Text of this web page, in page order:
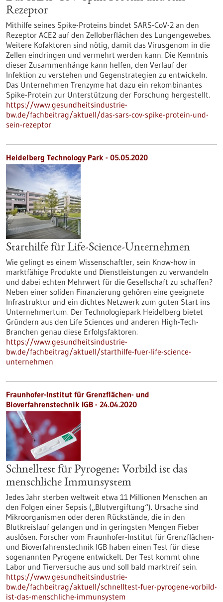
Rezeptor
Mithilfe seines Spike-Proteins bindet SARS-CoV-2 an den
Rezeptor ACE2 auf den Zelloberflächen des Lungengewebes.
Weitere Kofaktoren sind nötig, damit das Virusgenom in die
Zellen eindringen und vermehrt werden kann. Die Kenntnis
dieser Zusammenhänge kann helfen, den Verlauf der
Infektion zu verstehen und Gegenstrategien zu entwickeln.
Das Unternehmen Trenzyme hat dazu ein rekombinantes
Spike-Protein zur Unterstützung der Forschung hergestellt.
https://www.gesundheitsindustrie-
bw.de/fachbeitrag/aktuell/das-sars-cov-spike-protein-und-
sein-rezeptor
Heidelberg Technology Park - 05.05.2020
Starthilfe für Life-Science-Unternehmen
Wie gelingt es einem Wissenschaftler, sein Know-how in
marktfähige Produkte und Dienstleistungen zu verwandeln
und dabei echten Mehrwert für die Gesellschaft zu schaffen?
Neben einer soliden Finanzierung gehören eine geeignete
Infrastruktur und ein dichtes Netzwerk zum guten Start ins
Unternehmertum. Der Technologiepark Heidelberg bietet
Gründern aus den Life Sciences und anderen High-Tech-
Branchen genau diese Erfolgsfaktoren.
https://www.gesundheitsindustrie-
bw.de/fachbeitrag/aktuell/starthilfe-fuer-life-science-
unternehmen
Fraunhofer-Institut für Grenzflächen- und
Bioverfahrenstechnik IGB - 24.04.2020
Schnelltest für Pyrogene: Vorbild ist das
menschliche Immunsystem
Jedes Jahr sterben weltweit etwa 11 Millionen Menschen an
den Folgen einer Sepsis („Blutvergiftung“). Ursache sind
Mikroorganismen oder deren Rückstände, die in den
Blutkreislauf gelangen und in geringsten Mengen Fieber
auslösen. Forscher vom Fraunhofer-Institut für Grenzflächen-
und Bioverfahrenstechnik IGB haben einen Test für diese
sogenannten Pyrogene entwickelt. Der Test kommt ohne
Labor und Tierversuche aus und soll bald marktreif sein.
https://www.gesundheitsindustrie-
bw.de/fachbeitrag/aktuell/schnelltest-fuer-pyrogene-vorbild-
ist-das-menschliche-immunsystem